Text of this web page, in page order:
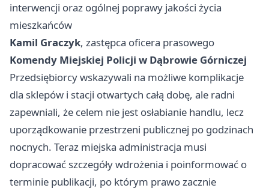
interwencji oraz ogólnej poprawy jakości życia
mieszkańców
Kamil Graczyk, zastępca oficera prasowego
Komendy Miejskiej Policji w Dąbrowie Górniczej
Przedsiębiorcy wskazywali na możliwe komplikacje
dla sklepów i stacji otwartych całą dobę, ale radni
zapewniali, że celem nie jest osłabianie handlu, lecz
uporządkowanie przestrzeni publicznej po godzinach
nocnych. Teraz miejska administracja musi
dopracować szczegóły wdrożenia i poinformować o
terminie publikacji, po którym prawo zacznie